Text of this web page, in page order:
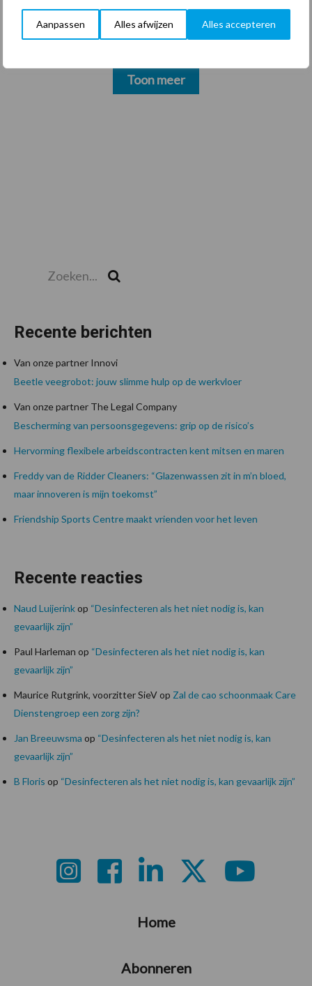
Aanpassen Alles afwijzen Alles accepteren
oud-schoonmakers alsnog betalen
Toon meer
Recente berichten
Van onze partner Innovi
Beetle veegrobot: jouw slimme hulp op de werkvloer
Van onze partner The Legal Company
Bescherming van persoonsgegevens: grip op de risico’s
Hervorming flexibele arbeidscontracten kent mitsen en maren
Freddy van de Ridder Cleaners: “Glazenwassen zit in m’n bloed,
maar innoveren is mijn toekomst”
Friendship Sports Centre maakt vrienden voor het leven
Recente reacties
Naud Luijerinkop “Desinfecteren als het niet nodig is, kan
gevaarlijk zijn”
Paul Harleman op “Desinfecteren als het niet nodig is, kan
gevaarlijk zijn”
Maurice Rutgrink, voorzitter SieVop Zal de cao schoonmaak Care
Dienstengroep een zorg zijn?
Jan Breeuwsma op “Desinfecteren als het niet nodig is, kan
gevaarlijk zijn”
B Floris op “Desinfecteren als het niet nodig is, kan gevaarlijk zijn”
Home
Abonneren